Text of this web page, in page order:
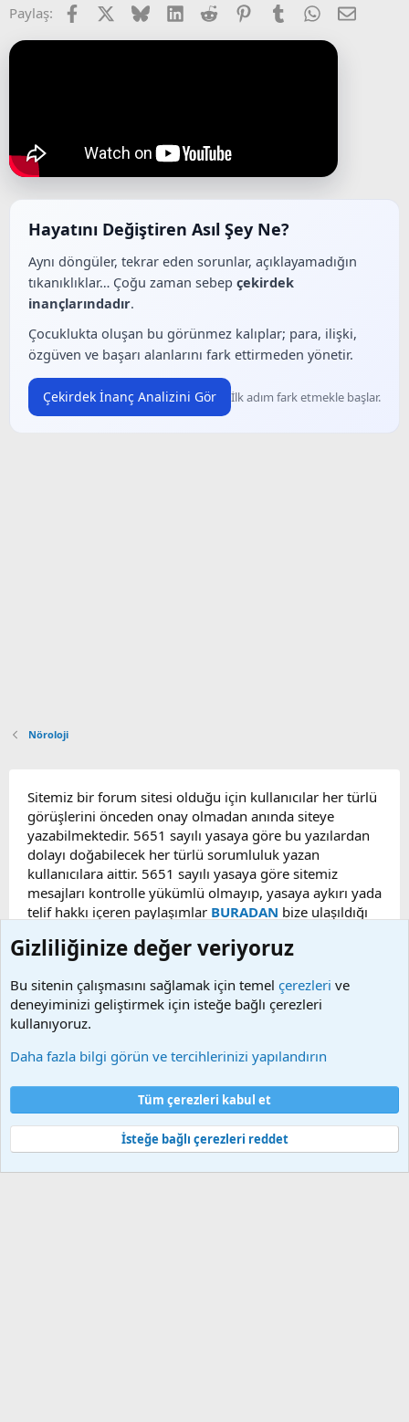
Paylaş: FacebookX (Twitter)
BlueskyLinkedInReddit PinterestTumblr WhatsApp
E-posta
Hayatını Değiştiren Asıl Şey Ne?
Aynı döngüler, tekrar eden sorunlar, açıklayamadığın
tıkanıklıklar… Çoğu zaman sebep çekirdek
inançlarındadır.
Çocuklukta oluşan bu görünmez kalıplar; para, ilişki,
özgüven ve başarı alanlarını fark ettirmeden yönetir.
Çekirdek İnanç Analizini Gör İlk adım fark etmekle başlar.
Nöroloji
Sitemiz bir forum sitesi olduğu için kullanıcılar her türlü
görüşlerini önceden onay olmadan anında siteye
yazabilmektedir. 5651 sayılı yasaya göre bu yazılardan
dolayı doğabilecek her türlü sorumluluk yazan
kullanıcılara aittir. 5651 sayılı yasaya göre sitemiz
mesajları kontrolle yükümlü olmayıp, yasaya aykırı yada
telif hakkı içeren paylaşımlar BURADAN bize ulaşıldığı
kaldırılacaktır. Sitemizde Bulunan Videolar YouTube,
alınmaktadır. Telif hakları sorumluluğu bu sitelere aittir.
Videoların hiç biri sunucularımızda bulunmamaktadır.
Şartlar ve kurallar Gizlilik politikası
Ana sayfa
Community platform by XenForo® © 2010-2025 XenForo Ltd.
Bu forum XenGenTr © 2014 - 2026 ürünleri ile desteklenmektedir
Gizliliğinize değer veriyoruz
Bu sitenin çalışmasını sağlamak için temel çerezleri ve
deneyiminizi geliştirmek için isteğe bağlı çerezleri
kullanıyoruz.
Daha fazla bilgi görün ve tercihlerinizi yapılandırın
Tüm çerezleri kabul et
İsteğe bağlı çerezleri reddet